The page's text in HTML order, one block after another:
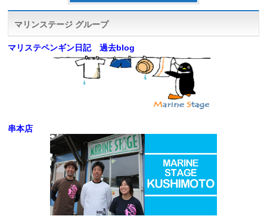
マリンステージ グループ
マリステペンギン日記 過去blog
串本店